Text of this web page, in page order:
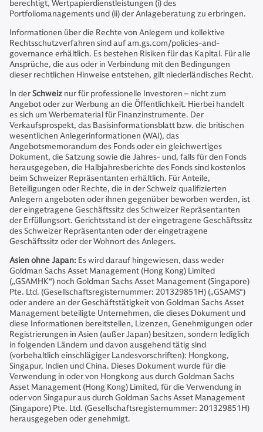
berechtigt, Wertpapierdienstleistungen (i) des
Portfoliomanagements und (ii) der Anlageberatung zu erbringen.
Informationen über die Rechte von Anlegern und kollektive
Rechtsschutzverfahren sind auf am.gs.com/policies-and-
governance erhältlich. Es bestehen Risiken für das Kapital. Für alle
Ansprüche, die aus oder in Verbindung mit den Bedingungen
dieser rechtlichen Hinweise entstehen, gilt niederländisches Recht.
In derSchweiz nur für professionelle Investoren – nicht zum
Angebot oder zur Werbung an die Öffentlichkeit. Hierbei handelt
es sich um Werbematerial für Finanzinstrumente. Der
Verkaufsprospekt, das Basisinformationsblatt bzw. die britischen
wesentlichen Anlegerinformationen (WAI), das
Angebotsmemorandum des Fonds oder ein gleichwertiges
Dokument, die Satzung sowie die Jahres- und, falls für den Fonds
herausgegeben, die Halbjahresberichte des Fonds sind kostenlos
beim Schweizer Repräsentanten erhältlich. Für Anteile,
Beteiligungen oder Rechte, die in der Schweiz qualifizierten
Anlegern angeboten oder ihnen gegenüber beworben werden, ist
der eingetragene Geschäftssitz des Schweizer Repräsentanten
der Erfüllungsort. Gerichtsstand ist der eingetragene Geschäftssitz
des Schweizer Repräsentanten oder der eingetragene
Geschäftssitz oder der Wohnort des Anlegers.
Asien ohne Japan: Es wird darauf hingewiesen, dass weder
Goldman Sachs Asset Management (Hong Kong) Limited
(„GSAMHK“) noch Goldman Sachs Asset Management (Singapore)
Pte. Ltd. (Gesellschaftsregisternummer: 201329851H) („GSAMS“)
oder andere an der Geschäftstätigkeit von Goldman Sachs Asset
Management beteiligte Unternehmen, die dieses Dokument und
diese Informationen bereitstellen, Lizenzen, Genehmigungen oder
Registrierungen in Asien (außer Japan) besitzen, sondern lediglich
in folgenden Ländern und davon ausgehend tätig sind
(vorbehaltlich einschlägiger Landesvorschriften): Hongkong,
Singapur, Indien und China. Dieses Dokument wurde für die
Verwendung in oder von Hongkong aus durch Goldman Sachs
Asset Management (Hong Kong) Limited, für die Verwendung in
oder von Singapur aus durch Goldman Sachs Asset Management
(Singapore) Pte. Ltd. (Gesellschaftsregisternummer: 201329851H)
herausgegeben oder genehmigt.